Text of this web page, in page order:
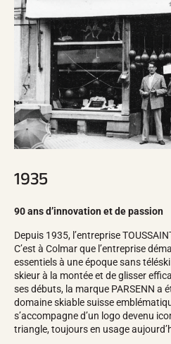
Trousses et
Structure
Atelier, Pistes,
EQUIPEMENTS
Casques de Ski
Casques de Vélo
Masques de Ski
Lunettes de soleil
Bâtons
Protections
Textile Ski Alpin
Textile Vélo
Underwear
Entretien textile
Lifestyle
Sacs
Kits complets
Chronomètres et
VÉLO DE
VTT
1935
90 ans d’innovation et de passion
Depuis 1935, l’entreprise
C’est à Colmar que l’entreprise
essentiels à une époque sans
skieur à la montée et de glisser
ses débuts, la marque PARSENN a
domaine skiable suisse
s’accompagne d’un logo devenu
triangle, toujours en usage